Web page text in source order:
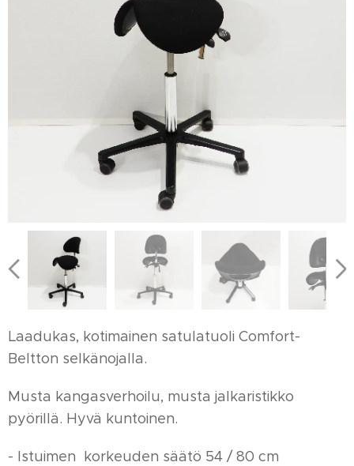
Laadukas, kotimainen satulatuoli Comfort-
Beltton selkänojalla.
Musta kangasverhoilu, musta jalkaristikko
pyörillä. Hyvä kuntoinen.
- Istuimen korkeuden säätö 54 / 80 cm